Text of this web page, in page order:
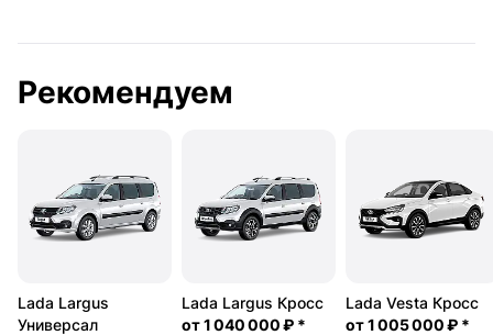
Рекомендуем
Lada Largus
Универсал
Lada Largus Кросс
от1 040 000 ₽ *
Lada Vesta Кросс
от1 005 000 ₽ *